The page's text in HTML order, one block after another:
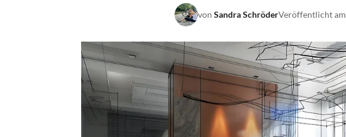
von Sandra SchröderVeröffentlicht am